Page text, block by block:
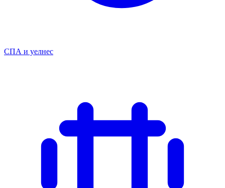
СПА и уелнес